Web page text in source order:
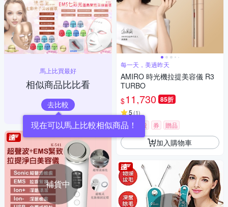
馬上比買最好
相似商品比比看
去比較
現在可以馬上比較相似商品！
補貨中
每一天，美過昨天
AMIRO 時光機拉提美容儀 R3
TURBO
$11,730 85折
5(1)
限時下殺 券 贈品
加入購物車